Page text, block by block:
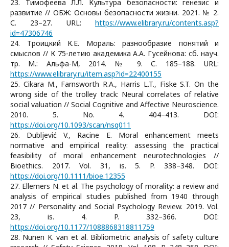
23. Тимофеева Л.Л. Культура безопасности: генезис и
развитие // ОБЖ: Основы безопасности жизни. 2021. № 2.
С. 23–27. URL: https://www.elibrary.ru/contents.asp?
id=47306746
24. Троицкий К.Е. Мораль: разнообразие понятий и
смыслов // К 75-летию академика А.А. Гусейнова: сб. науч.
тр. М.: Альфа-М, 2014. № 9. С. 185–188. URL:
https://www.elibrary.ru/item.asp?id=22400155
25. Cikara M., Farnsworth R.A., Harris L.T., Fiske S.T. On the
wrong side of the trolley track: Neural correlates of relative
social valuation // Social Cognitive and Affective Neuroscience.
2010. 5. No. 4. 404–413. DOI:
https://doi.org/10.1093/scan/nsq011
26. Dubljević V., Racine E. Moral enhancement meets
normative and empirical reality: assessing the practical
feasibility of moral enhancement neurotechnologies //
Bioethics. 2017. Vol. 31, is. 5. P. 338–348. DOI:
https://doi.org/10.1111/bioe.12355
27. Ellemers N. et al. The psychology of morality: a review and
analysis of empirical studies published from 1940 through
2017 // Personality and Social Psychology Review. 2019. Vol.
23, is. 4. P. 332–366. DOI:
https://doi.org/10.1177/1088868318811759
28. Nunen K. van et al. Bibliometric analysis of safety culture